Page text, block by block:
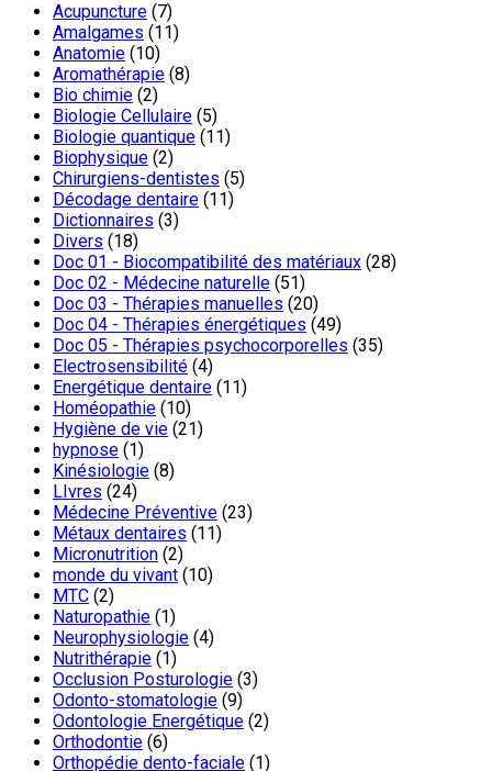
Acupuncture (7)
Amalgames (11)
Anatomie (10)
Aromathérapie (8)
Bio chimie (2)
Biologie Cellulaire (5)
Biologie quantique (11)
Biophysique (2)
Chirurgiens-dentistes (5)
Décodage dentaire (11)
Dictionnaires (3)
Divers (18)
Doc 01 - Biocompatibilité des matériaux (28)
Doc 02 - Médecine naturelle (51)
Doc 03 - Thérapies manuelles (20)
Doc 04 - Thérapies énergétiques (49)
Doc 05 - Thérapies psychocorporelles (35)
Electrosensibilité (4)
Energétique dentaire (11)
Homéopathie (10)
Hygiène de vie (21)
hypnose (1)
Kinésiologie (8)
LIvres (24)
Médecine Préventive (23)
Métaux dentaires (11)
Micronutrition (2)
monde du vivant (10)
MTC (2)
Naturopathie (1)
Neurophysiologie (4)
Nutrithérapie (1)
Occlusion Posturologie (3)
Odonto-stomatologie (9)
Odontologie Energétique (2)
Orthodontie (6)
Orthopédie dento-faciale (1)